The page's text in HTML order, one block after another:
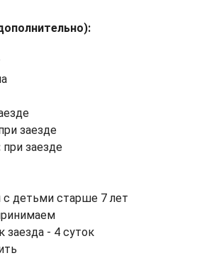
заезде
при заезде
с детьми старше 7 лет
- 4 суток